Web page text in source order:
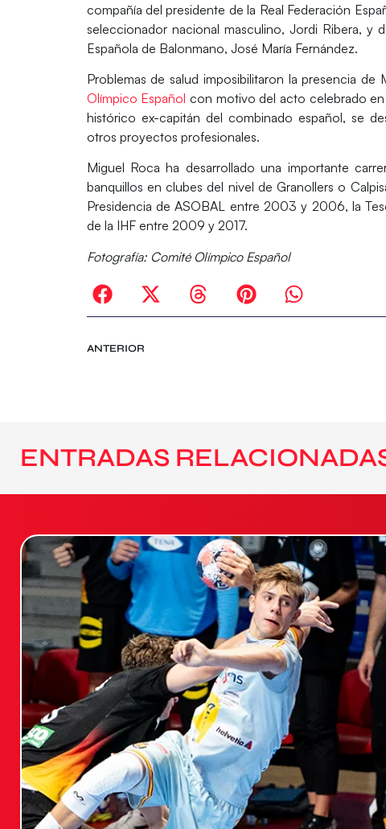
compañía del presidente de la Real Federación
seleccionador nacional masculino, Jordi Ribera, y
Española de Balonmano, José María Fernández.
Problemas de salud imposibilitaron la presencia
Olímpico Español con motivo del acto celebrado
histórico ex-capitán del combinado español, se
otros proyectos profesionales.
Miguel Roca ha desarrollado una importante
banquillos en clubes del nivel de Granollers o
Presidencia de ASOBAL entre 2003 y 2006, la
de la IHFentre 2009 y 2017.
Fotografía: Comité Olímpico Español
ANTERIOR
ENTRADAS